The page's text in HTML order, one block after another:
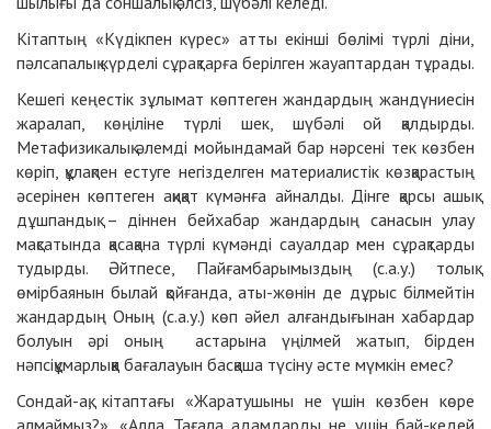
Кітаптың «Күдікпен күрес» атты екінші бөлімі түрлі діни,
пәлсапалық күрделі сұрақтарға берілген жауаптардан тұрады.
Кешегі кеңестік зұлымат көптеген жандардың жандүниесін
жаралап, көңіліне түрлі шек, шүбәлі ой қалдырды.
Метафизикалық әлемді мойындамай бар нәрсені тек көзбен
көріп, құлақпен естуге негізделген материалистік көзқарастың
әсерінен көптеген ақиқат күмәнға айналды. Дінге қарсы ашық
дұшпандық – діннен бейхабар жандардың санасын улау
мақсатында қасақана түрлі күмәнді сауалдар мен сұрақтарды
тудырды. Әйтпесе, Пайғамбарымыздың (с.а.у.) толық
өмірбаянын былай қойғанда, аты-жөнін де дұрыс білмейтін
жандардың Оның (с.а.у.) көп әйел алғандығынан хабардар
болуын әрі оның астарына үңілмей жатып, бірден
нәпсіқұмарлыққа бағалауын басқаша түсіну әсте мүмкін емес?
Сондай-ақ, кітаптағы «Жаратушыны не үшін көзбен көре